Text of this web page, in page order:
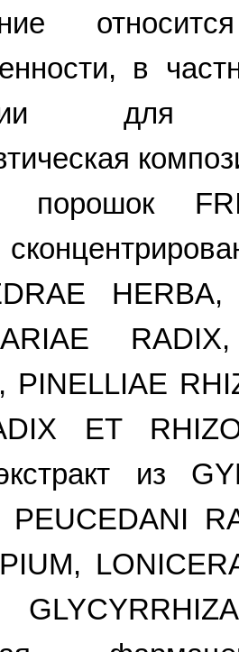
в
для
порошок
HERBA,
PINELLIAE
ET
из
PEUCEDANI